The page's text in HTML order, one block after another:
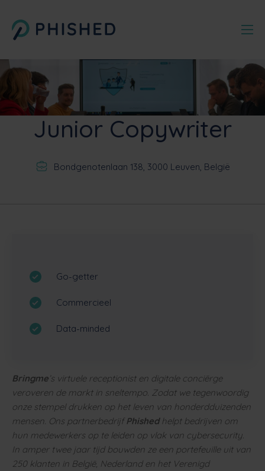
Junior Copywriter
Bondgenotenlaan 138, 3000 Leuven, België
Go-getter
Commercieel
Data-minded
Bringme’s virtuele receptionist en digitale conciërge
veroveren de markt in sneltempo. Zodat we tegenwoordig
onze stempel drukken op het leven van honderdduizenden
mensen. Ons partnerbedrijf Phishedhelpt bedrijven om
hun medewerkers op te leiden op vlak van cybersecurity.
In amper twee jaar tijd bouwden ze een portefeuille uit van
250 klanten in België, Nederland en het Verenigd